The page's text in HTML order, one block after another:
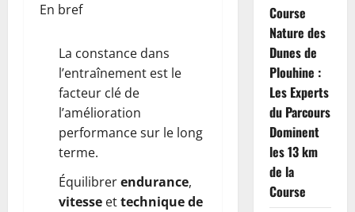
En bref
La constance dans
l’entraînement est le
facteur clé de
l’amélioration
performance sur le long
terme.
Équilibrerendurance,
vitesse ettechnique de
Course
Nature des
Dunes de
Plouhine :
Les Experts
du Parcours
Dominent
les 13 km
de la
Course